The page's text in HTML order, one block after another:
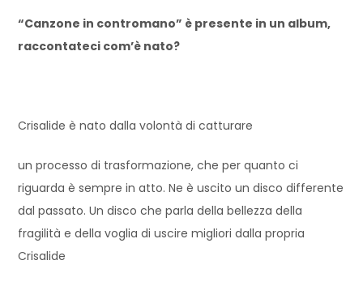
“Canzone in contromano” è presente in un album,
raccontateci com’è nato?
Crisalide è nato dalla volontà di catturare
un processo di trasformazione, che per quanto ci
riguarda è sempre in atto. Ne è uscito un disco differente
dal passato. Un disco che parla della bellezza della
fragilità e della voglia di uscire migliori dalla propria
Crisalide